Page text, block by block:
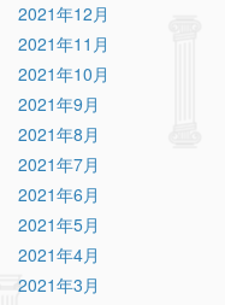
2021年12月
2021年11月
2021年10月
2021年9月
2021年8月
2021年7月
2021年6月
2021年5月
2021年4月
2021年3月